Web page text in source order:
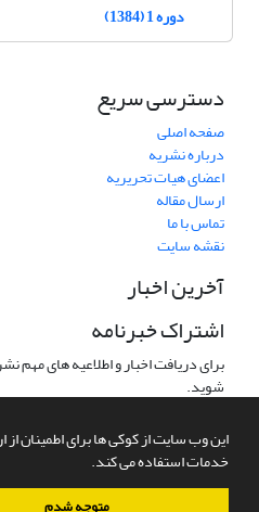
این وب سایت از کوکی ها برای اطمینان از
خدمات استفاده می کند.
متوجه شدم
دوره 1 (1384)
دسترسی سریع
صفحه اصلی
درباره نشریه
اعضای هیات تحریریه
ارسال مقاله
تماس با ما
نقشه سایت
آخرین اخبار
اشتراک خبرنامه
برای دریافت اخبار و اطلاعیه های مهم
شوید.